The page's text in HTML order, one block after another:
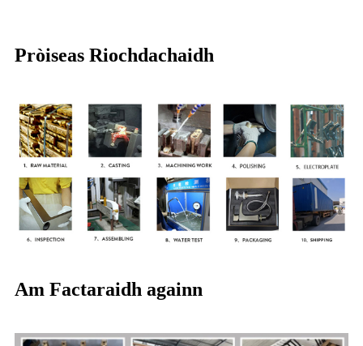
Pròiseas Riochdachaidh
Am Factaraidh againn